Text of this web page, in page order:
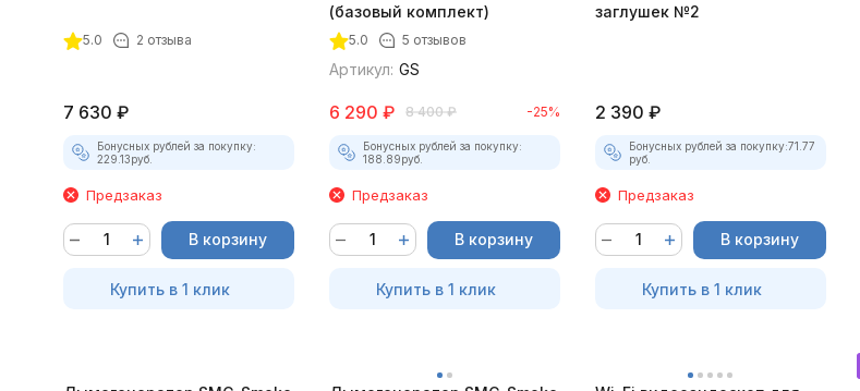
5.0 2 отзыва
7 630 ₽
Бонусных рублей за покупку:
229.13руб.
Предзаказ
В корзину
Купить в 1 клик
(базовый комплект)
5.0 5 отзывов
Артикул: GS
6 290 ₽ 8 400 ₽ -25%
Бонусных рублей за покупку:
188.89руб.
Предзаказ
В корзину
Купить в 1 клик
заглушек №2
2 390 ₽
Бонусных рублей за покупку:71.77
руб.
Предзаказ
В корзину
Купить в 1 клик